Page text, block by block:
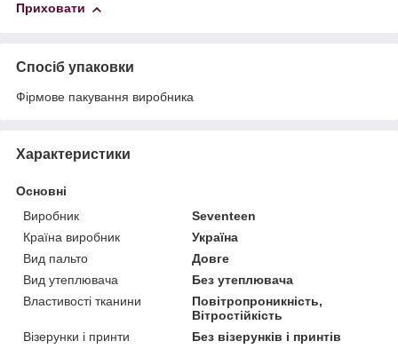
Приховати
Спосіб упаковки
Фірмове пакування виробника
Характеристики
Основні
Виробник
Seventeen
Країна виробник
Україна
Вид пальто
Довге
Вид утеплювача
Без утеплювача
Властивості тканини
Повітропроникність,
Вітростійкість
Візерунки і принти
Без візерунків і принтів